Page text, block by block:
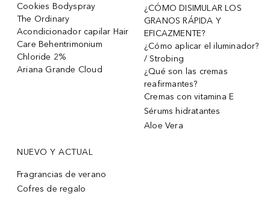
Cookies Bodyspray
The Ordinary
Acondicionador capilar Hair
Care Behentrimonium
Chloride 2%
Ariana Grande Cloud
¿CÓMO DISIMULAR LOS
GRANOS RÁPIDA Y
EFICAZMENTE?
¿Cómo aplicar el iluminador?
/ Strobing
¿Qué son las cremas
reafirmantes?
Cremas con vitamina E
Sérums hidratantes
Aloe Vera
NUEVO Y ACTUAL
Fragrancias de verano
Cofres de regalo